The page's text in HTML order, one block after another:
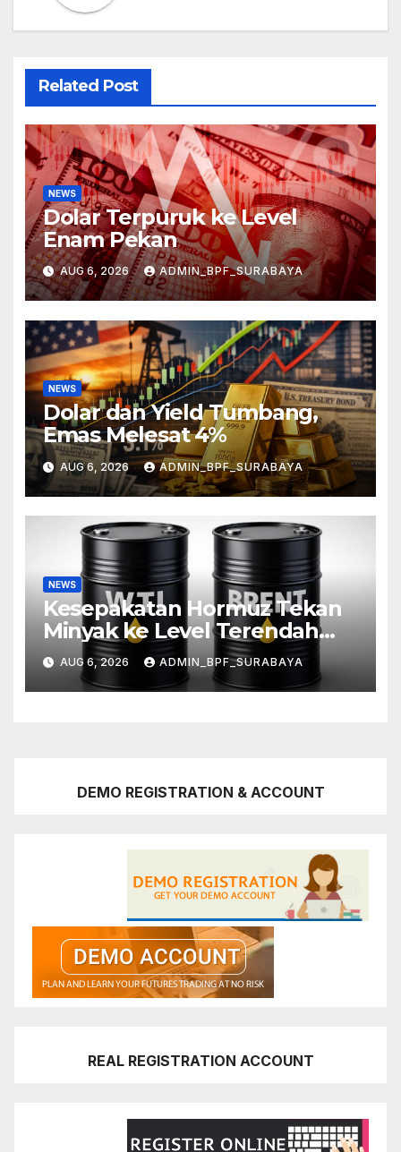
Related Post
NEWS
Dolar Terpuruk ke Level
Enam Pekan
AUG 6, 2026 ADMIN_BPF_SURABAYA
NEWS
Dolar dan Yield Tumbang,
Emas Melesat 4%
AUG 6, 2026 ADMIN_BPF_SURABAYA
NEWS
Kesepakatan Hormuz Tekan
Minyak ke Level Terendah
Sebulan
AUG 6, 2026 ADMIN_BPF_SURABAYA
DEMO REGISTRATION & ACCOUNT
REAL REGISTRATION ACCOUNT